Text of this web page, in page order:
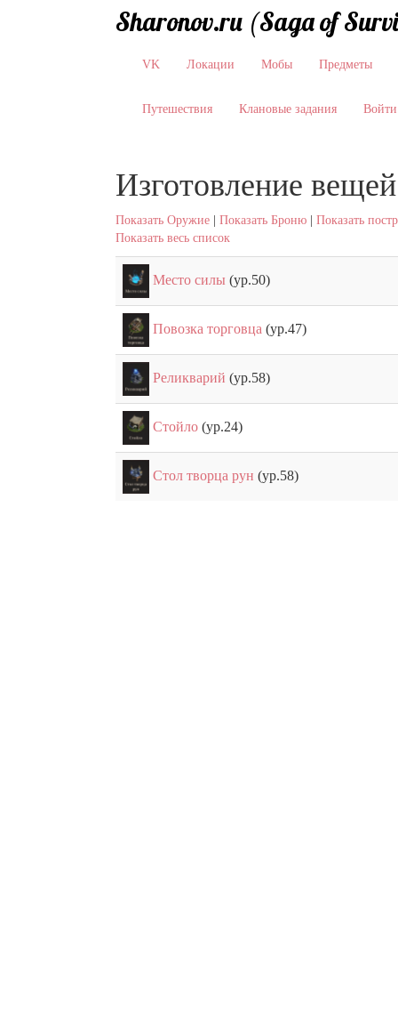
Sharonov.ru (Saga of
VK Локации Мобы Предметы
Путешествия Клановые задания Войти
Изготовление
Показать Оружие Показать Броню
Показать
Показать весь список
Место силы (ур.50)
Повозка торговца (ур.47)
Реликварий (ур.58)
Стойло (ур.24)
Стол творца рун (ур.58)